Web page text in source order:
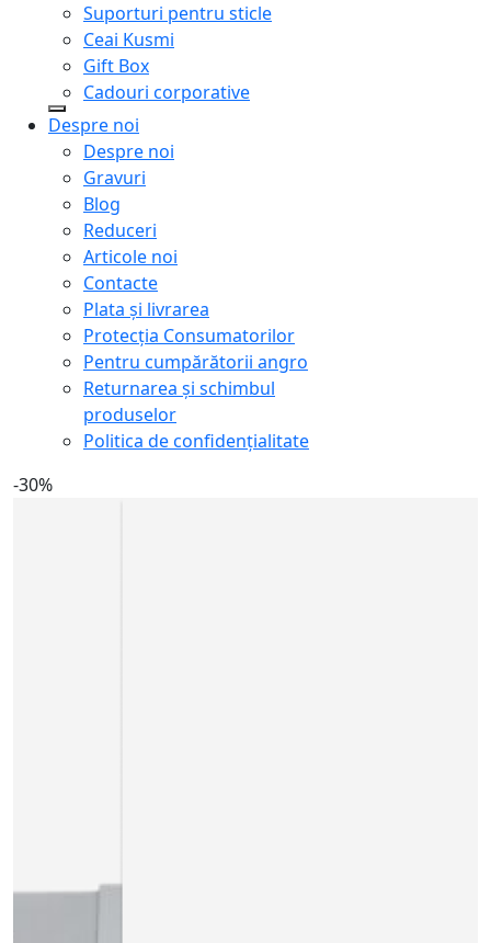
Suporturi pentru sticle
Ceai Kusmi
Gift Box
Cadouri corporative
Despre noi
Despre noi
Gravuri
Blog
Reduceri
Articole noi
Contacte
Plata și livrarea
Protecţia Consumatorilor
Pentru cumpărătorii angro
Returnarea și schimbul
produselor
Politica de confidențialitate
-30%